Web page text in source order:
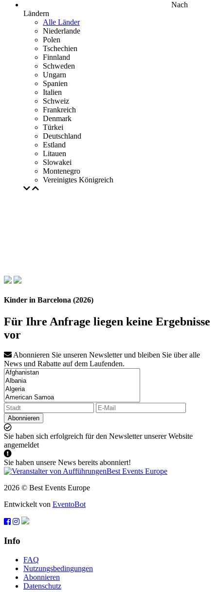
Nach
Ländern
Alle Länder
Niederlande
Polen
Tschechien
Finnland
Schweden
Ungarn
Spanien
Italien
Schweiz
Frankreich
Denmark
Türkei
Deutschland
Estland
Litauen
Slowakei
Montenegro
Vereinigtes Königreich
Kinder in Barcelona (2026)
Für Ihre Anfrage liegen keine Ergebnisse
vor
Abonnieren Sie unseren Newsletter und bleiben Sie über alle
News und Rabatte auf dem Laufenden.
Abonnieren
Sie haben sich erfolgreich für den Newsletter unserer Website
angemeldet
Sie haben unsere News bereits abonniert!
2026 © Best Events Europe
Entwickelt von EventoBot
Info
FAQ
Nutzungsbedingungen
Abonnieren
Datenschutz